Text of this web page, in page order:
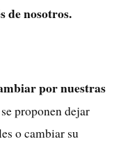
de nosotros.
por nuestras
proponen dejar
o cambiar su